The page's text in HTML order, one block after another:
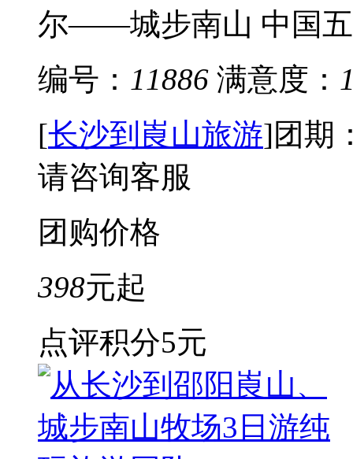
尔——城步南山 中国
编号： 11886 满意度：
[长沙到崀山旅游]团期
请咨询客服
团购价格
398元起
点评积分5元